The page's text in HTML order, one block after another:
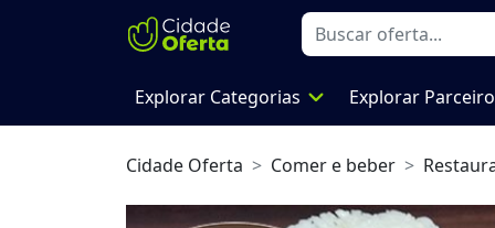
Explorar Categorias expand_more Explorar
Cidade Oferta Comer e beber